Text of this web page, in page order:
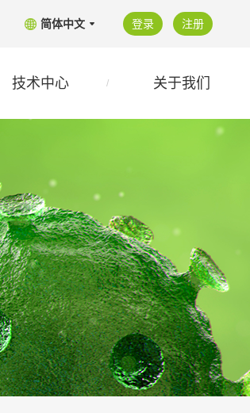
简体中文 登录 注册
技术中心 关于我们